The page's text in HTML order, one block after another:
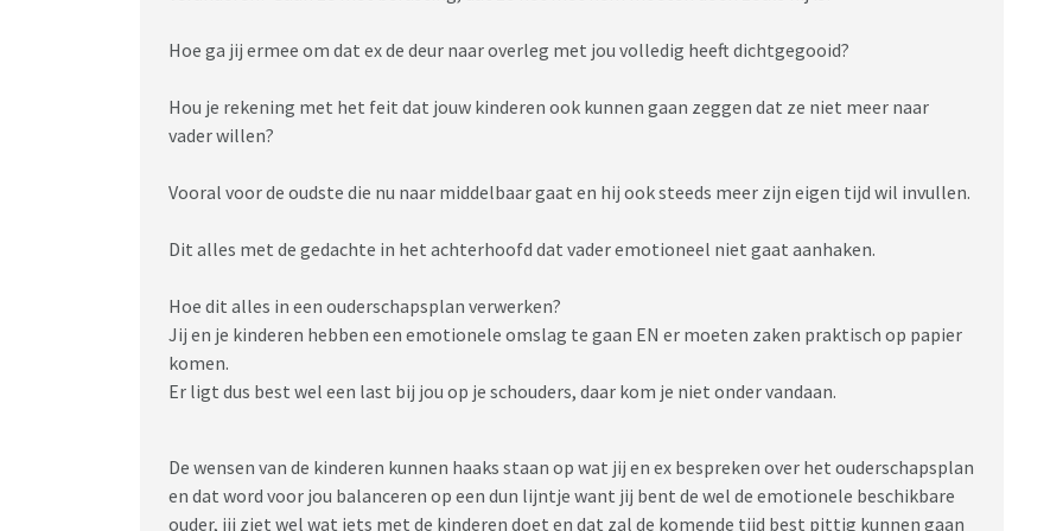
nog lastiger en dan moet ik het echt gaan loslaten. De keuzes die vader maakt zijn niet mijn
verantwoordelijkheid. Maar gevoelsmatig zit dat niet zo eenvoudig in elkaar. Ik ga daarom zelf nu
hulp inschakelen. Iemand waar ik zelf mijn verhaal kwijt kan. Omdat ik overeind moet blijven, want
het begint wel zwaar te wegen.
Hoe ga jij ermee om dat ex de deur naar overleg met jou volledig heeft dichtgegooid?
Hou je rekening met het feit dat jouw kinderen ook kunnen gaan zeggen dat ze niet meer naar
vader willen?
Vooral voor de oudste die nu naar middelbaar gaat en hij ook steeds meer zijn eigen tijd wil invullen.
Dit alles met de gedachte in het achterhoofd dat vader emotioneel niet gaat aanhaken.
Hoe dit alles in een ouderschapsplan verwerken?
Jij en je kinderen hebben een emotionele omslag te gaan EN er moeten zaken praktisch op papier
komen.
Er ligt dus best wel een last bij jou op je schouders, daar kom je niet onder vandaan.
De wensen van de kinderen kunnen haaks staan op wat jij en ex bespreken over het ouderschapsplan
en dat word voor jou balanceren op een dun lijntje want jij bent de wel de emotionele beschikbare
ouder, jij ziet wel wat iets met de kinderen doet en dat zal de komende tijd best pittig kunnen gaan